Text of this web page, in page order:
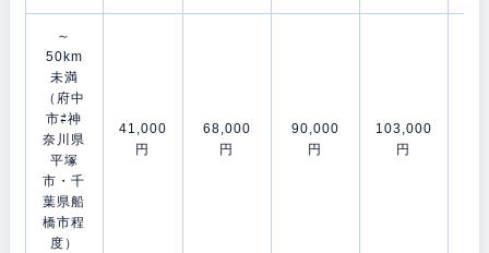
～
50km
未満
（府中
市⇄神
奈川県
平塚
市・千
葉県船
橋市程
度）
41,000
円
68,000
円
90,000
円
103,000
円